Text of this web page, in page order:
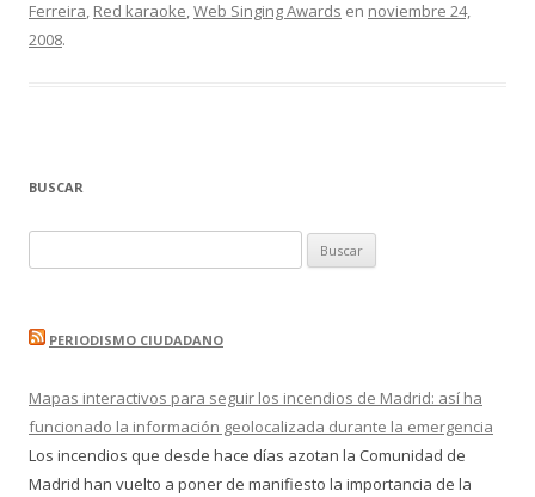
Ferreira, Red karaoke,Web Singing Awards en noviembre 24,
2008.
BUSCAR
PERIODISMO CIUDADANO
Mapas interactivos para seguir los incendios de Madrid: así ha
funcionado la información geolocalizada durante la emergencia
Los incendios que desde hace días azotan la Comunidad de
Madrid han vuelto a poner de manifiesto la importancia de la